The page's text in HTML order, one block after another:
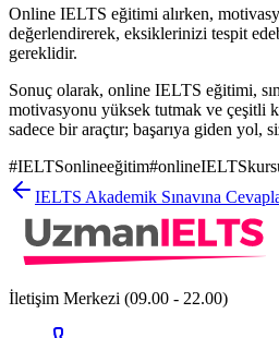
Online IELTS eğitimi alırken,
değerlendirerek, eksiklerinizi tespit
gereklidir.
Sonuç olarak, online IELTS eğitimi,
motivasyonu yüksek tutmak ve çeşitli
sadece bir araçtır; başarıya giden yol,
#IELTSonlineeğitim#
IELTS Akademik Sınavına
İletişim Merkezi (09.00 - 22.00)